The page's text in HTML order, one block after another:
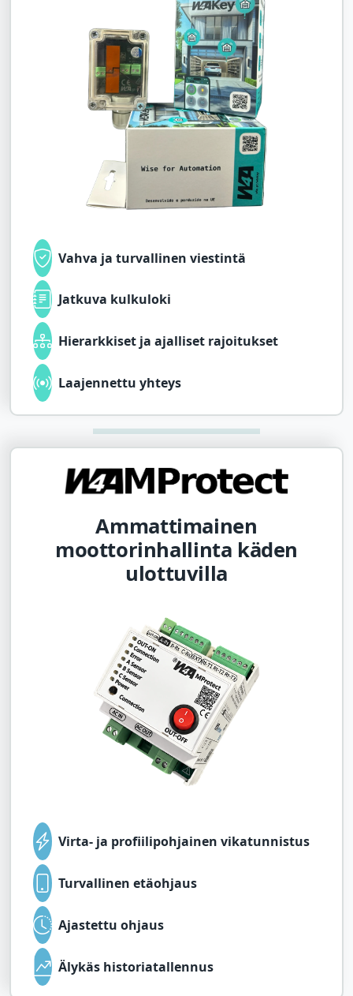
Vahva ja turvallinen viestintä
Jatkuva kulkuloki
Hierarkkiset ja ajalliset rajoitukset
Laajennettu yhteys
Ammattimainen
moottorinhallinta käden
ulottuvilla
Virta- ja profiilipohjainen vikatunnistus
Turvallinen etäohjaus
Ajastettu ohjaus
Älykäs historiatallennus